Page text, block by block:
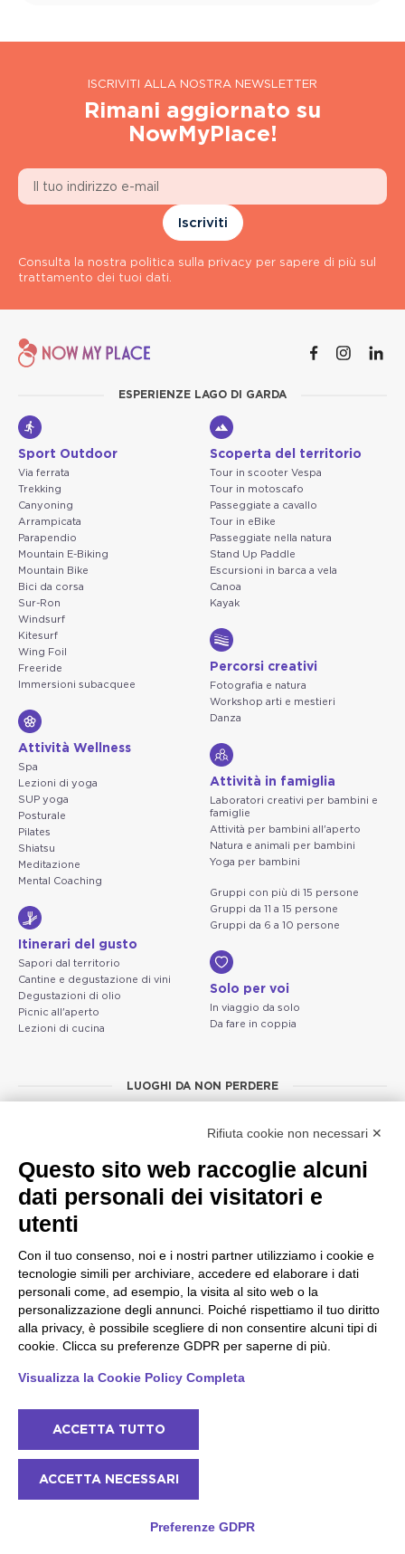
ISCRIVITI ALLA NOSTRA NEWSLETTER
Rimani aggiornato su
NowMyPlace!
Iscriviti
Consulta la nostra politica sulla privacy per sapere di più sul
trattamento dei tuoi dati.
ESPERIENZE LAGO DI GARDA
Sport Outdoor
Via ferrata
Trekking
Canyoning
Arrampicata
Parapendio
Mountain E-Biking
Mountain Bike
Bici da corsa
Sur-Ron
Windsurf
Kitesurf
Wing Foil
Freeride
Immersioni subacquee
Attività Wellness
Spa
Lezioni di yoga
SUP yoga
Posturale
Pilates
Shiatsu
Meditazione
Mental Coaching
Itinerari del gusto
Sapori dal territorio
Cantine e degustazione di vini
Degustazioni di olio
Picnic all'aperto
Lezioni di cucina
Scoperta del territorio
Tour in scooter Vespa
Tour in motoscafo
Passeggiate a cavallo
Tour in eBike
Passeggiate nella natura
Stand Up Paddle
Escursioni in barca a vela
Canoa
Kayak
Percorsi creativi
Fotografia e natura
Workshop arti e mestieri
Danza
Attività in famiglia
Laboratori creativi per bambini e
famiglie
Attività per bambini all'aperto
Natura e animali per bambini
Yoga per bambini
Gruppi con più di 15 persone
Gruppi da 11 a 15 persone
Gruppi da 6 a 10 persone
Solo per voi
In viaggio da solo
Da fare in coppia
LUOGHI DA NON PERDERE
romantiche per coppie
Provaglio d'Iseo
Gardone Riviera
Soprazocco
Salò
Bedizzole
Serniga
Valtenesi, lago e colline
Manerba del Garda
Padenghe Sul Garda
Soiano
Sirmione e Lugana
Sirmione
Gargnano
Rifiuta cookie non necessari ✕
Questo sito web raccoglie alcuni
dati personali dei visitatori e
utenti
Con il tuo consenso, noi e i nostri partner utilizziamo i cookie e
tecnologie simili per archiviare, accedere ed elaborare i dati
personali come, ad esempio, la visita al sito web o la
personalizzazione degli annunci. Poiché rispettiamo il tuo diritto
alla privacy, è possibile scegliere di non consentire alcuni tipi di
cookie. Clicca su preferenze GDPR per saperne di più.
Visualizza la Cookie Policy Completa
ACCETTA TUTTO
ACCETTA NECESSARI
Preferenze GDPR